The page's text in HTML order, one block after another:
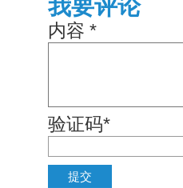
我要评论
内容 *
验证码*